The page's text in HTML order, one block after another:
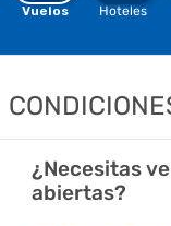
Vuelos Hoteles
¿Necesitas
abiertas?